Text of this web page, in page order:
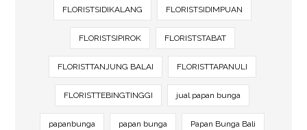
FLORISTSIDIKALANG FLORISTSIDIMPUAN
FLORISTSIPIROK FLORISTSTABAT
FLORISTTANJUNG BALAI FLORISTTAPANULI
FLORISTTEBINGTINGGI jual papan bunga
papanbunga papan bunga Papan Bunga Bali